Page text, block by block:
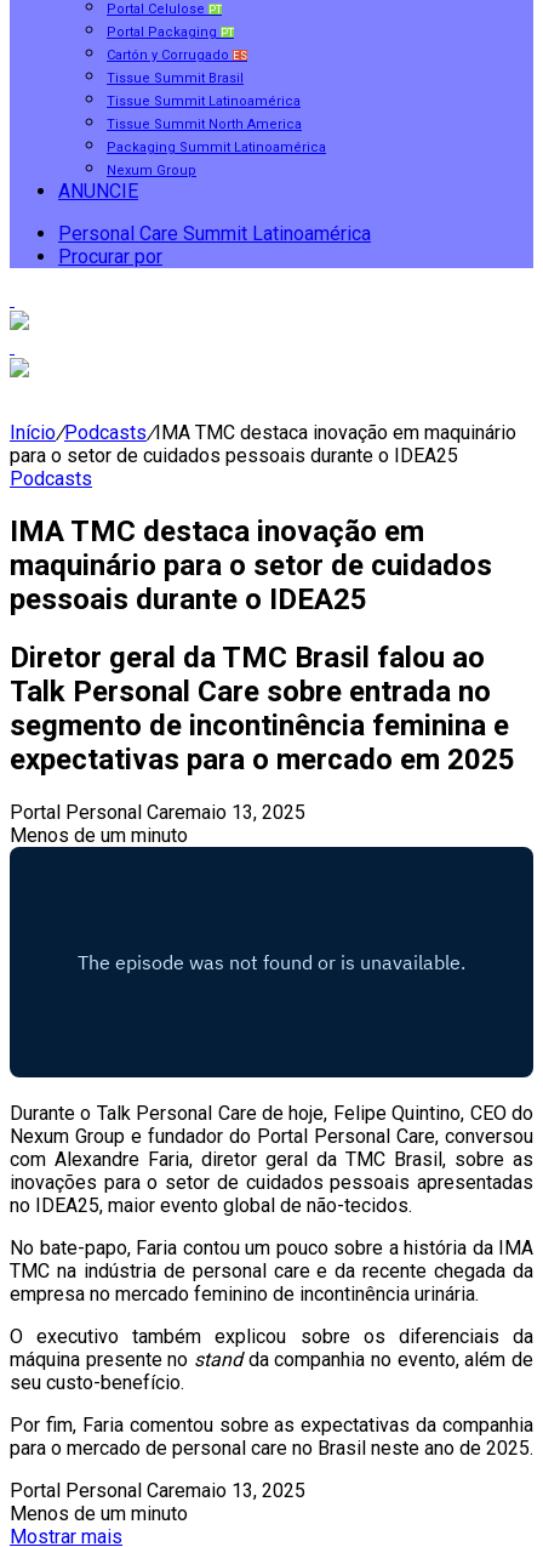
Portal Celulose PT
Portal Packaging PT
Cartón y Corrugado ES
Tissue Summit Brasil
Tissue Summit Latinoamérica
Tissue Summit North America
Packaging Summit Latinoamérica
Nexum Group
ANUNCIE
Personal Care Summit Latinoamérica
Procurar por
Início/Podcasts/IMA TMC destaca inovação em maquinário
para o setor de cuidados pessoais durante o IDEA25
Podcasts
IMA TMC destaca inovação em
maquinário para o setor de cuidados
pessoais durante o IDEA25
Diretor geral da TMC Brasil falou ao
Talk Personal Care sobre entrada no
segmento de incontinência feminina e
expectativas para o mercado em 2025
Portal Personal Caremaio 13, 2025
Menos de um minuto
Durante o Talk Personal Care de hoje, Felipe Quintino, CEO do
Nexum Group e fundador do Portal Personal Care, conversou
com Alexandre Faria, diretor geral da TMC Brasil, sobre as
inovações para o setor de cuidados pessoais apresentadas
no IDEA25, maior evento global de não-tecidos.
No bate-papo, Faria contou um pouco sobre a história da IMA
TMC na indústria de personal care e da recente chegada da
empresa no mercado feminino de incontinência urinária.
O executivo também explicou sobre os diferenciais da
máquina presente no standda companhia no evento, além de
seu custo-benefício.
Por fim, Faria comentou sobre as expectativas da companhia
para o mercado de personal care no Brasil neste ano de 2025.
Portal Personal Caremaio 13, 2025
Menos de um minuto
Mostrar mais